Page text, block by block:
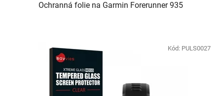
Ochranná folie na Garmin Forerunner 935
Kód: PULS0027